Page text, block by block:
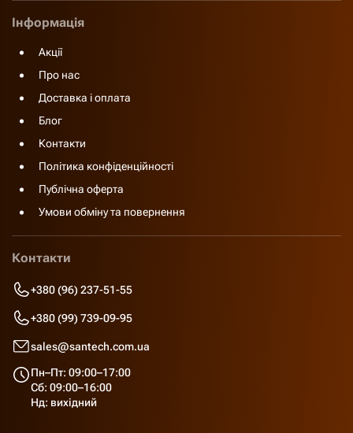
Інформація
Акції
Про нас
Доставка і оплата
Блог
Контакти
Політика конфіденційності
Публічна оферта
Умови обміну та повернення
Контакти
+380 (96) 237-51-55
+380 (99) 739-09-95
sales@santech.com.ua
Пн–Пт: 09:00–17:00
Сб: 09:00–16:00
Нд: вихідний